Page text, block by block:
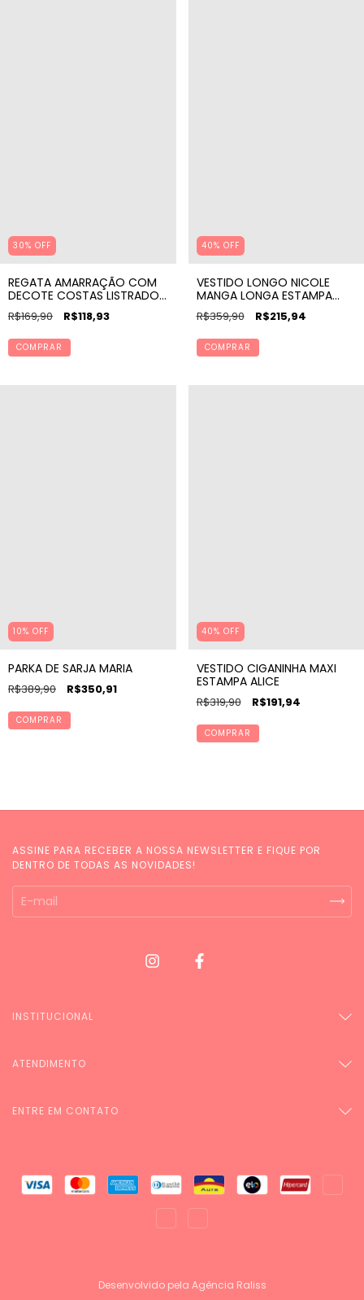
30% OFF
REGATA AMARRAÇÃO COM
DECOTE COSTAS LISTRADO
P&B
R$169,90 R$118,93
COMPRAR
40% OFF
VESTIDO LONGO NICOLE
MANGA LONGA ESTAMPA
LIRA
R$359,90 R$215,94
COMPRAR
10% OFF
PARKA DE SARJA MARIA
R$389,90 R$350,91
COMPRAR
40% OFF
VESTIDO CIGANINHA MAXI
ESTAMPA ALICE
R$319,90 R$191,94
COMPRAR
ASSINE PARA RECEBER A NOSSA NEWSLETTER E FIQUE POR
DENTRO DE TODAS AS NOVIDADES!
INSTITUCIONAL
ATENDIMENTO
ENTRE EM CONTATO
Desenvolvido pela Agência Raliss